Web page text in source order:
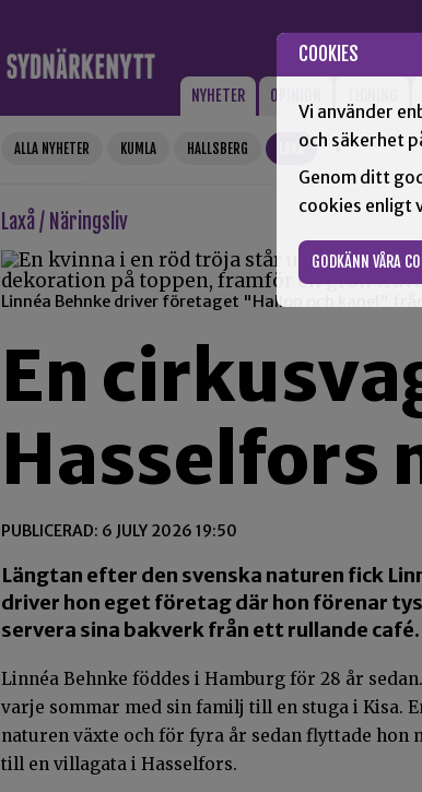
COOKIES
Vi använder
och säkerhet
Genom ditt
cookies enligt
GODKÄNN VÅRA
NYHETER OPINION
ALLA NYHETER KUMLA HALLSBERG LAXÅ +
Laxå / Näringsliv
Linnéa Behnke driver företaget "Hallon och kanel"
En
Hasselfors
PUBLICERAD: 6 JULY 2026 19:50
Längtan efter den svenska naturen fick
driver hon eget företag där hon förenar
servera sina bakverk från ett rullande café.
Linnéa Behnke föddes i Hamburg för 28 år
varje sommar med sin familj till en stuga i Kisa.
naturen växte och för fyra år sedan flyttade hon
till en villagata i Hasselfors.